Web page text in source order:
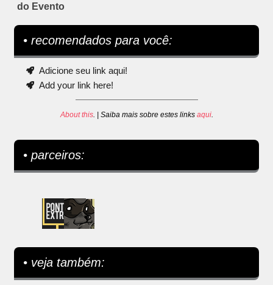
do Evento
• recomendados para você:
Adicione seu link aqui!
Add your link here!
About this. | Saiba mais sobre estes links aqui.
• parceiros:
• veja também: